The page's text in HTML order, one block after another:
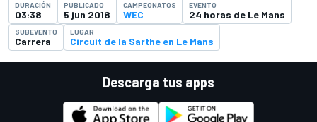
DURACIÓN
03:38
PUBLICADO
5 jun 2018
CAMPEONATOS
WEC
EVENTO
24 horas de Le Mans
SUBEVENTO
Carrera
LUGAR
Circuit de la Sarthe en Le Mans
Descarga tus apps